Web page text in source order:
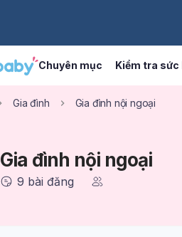
Chuyên mục Kiểm tra sức
Gia đình Gia đình nội ngoại
Gia đình nội ngoại
9 bài đăng